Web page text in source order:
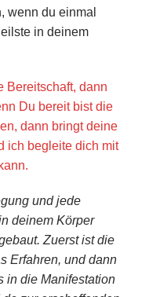
wenn du einmal
in deinem
Bereitschaft, dann
Du bereit bist die
dann bringt deine
ich begleite dich mit
und jede
deinem Körper
Zuerst ist die
Erfahren, und dann
in die Manifestation